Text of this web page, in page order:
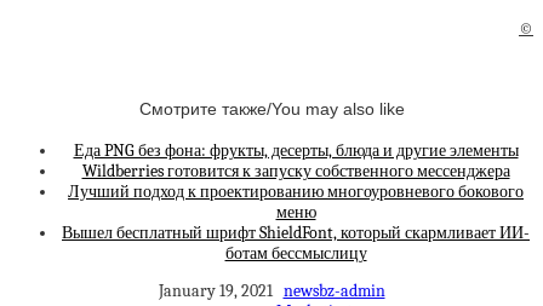
©
Смотрите также/You may also like
Еда PNG без фона: фрукты, десерты, блюда и другие элементы
Wildberries готовится к запуску собственного мессенджера
Лучший подход к проектированию многоуровневого бокового
меню
Вышел бесплатный шрифт ShieldFont, который скармливает ИИ-
ботам бессмыслицу
January 19, 2021 newsbz-admin